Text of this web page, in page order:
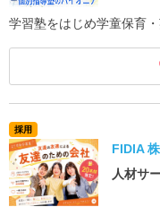
学習塾をはじめ学童保育
採用
FIDIA
人材サ